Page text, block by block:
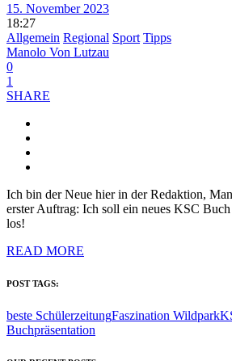
15. November 2023
18:27
Allgemein Regional Sport Tipps
Manolo Von Lutzau
0
1
SHARE
Ich bin der Neue hier in der Redaktion,
erster Auftrag: Ich soll ein neues KSC
los!
READ MORE
POST TAGS:
beste SchülerzeitungFaszination Wildpark
Buchpräsentation